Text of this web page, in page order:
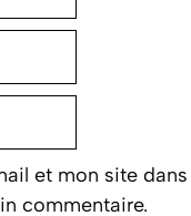
et mon site dans
commentaire.